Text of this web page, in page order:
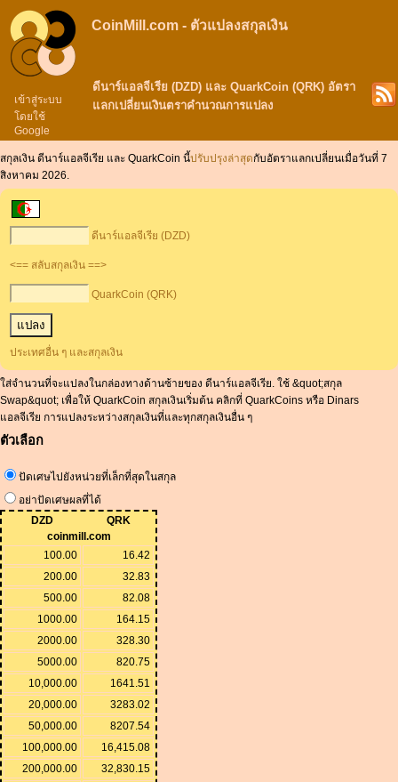
เข้าสู่ระบบ
โดยใช้
Google
CoinMill.com - ตัวแปลงสกุลเงิน
ดีนาร์แอลจีเรีย (DZD) และ QuarkCoin (QRK) อัตรา
แลกเปลี่ยนเงินตราคำนวณการแปลง
สกุลเงิน ดีนาร์แอลจีเรีย และ QuarkCoin นี้ปรับปรุงล่าสุดกับอัตราแลกเปลี่ยนเมื่อวันที่ 7
สิงหาคม 2026.
ดีนาร์แอลจีเรีย (DZD)
<== สลับสกุลเงิน ==>
QuarkCoin (QRK)
ประเทศอื่น ๆ และสกุลเงิน
ใส่จำนวนที่จะแปลงในกล่องทางด้านซ้ายของ ดีนาร์แอลจีเรีย. ใช้ &quot;สกุล
Swap&quot; เพื่อให้ QuarkCoin สกุลเงินเริ่มต้น คลิกที่ QuarkCoins หรือ Dinars
แอลจีเรีย การแปลงระหว่างสกุลเงินที่และทุกสกุลเงินอื่น ๆ
ตัวเลือก
ปัดเศษไปยังหน่วยที่เล็กที่สุดในสกุล
อย่าปัดเศษผลที่ได้
DZD
QRK
coinmill.com
100.00
16.42
200.00
32.83
500.00
82.08
1000.00
164.15
2000.00
328.30
5000.00
820.75
10,000.00
1641.51
20,000.00
3283.02
50,000.00
8207.54
100,000.00
16,415.08
200,000.00
32,830.15